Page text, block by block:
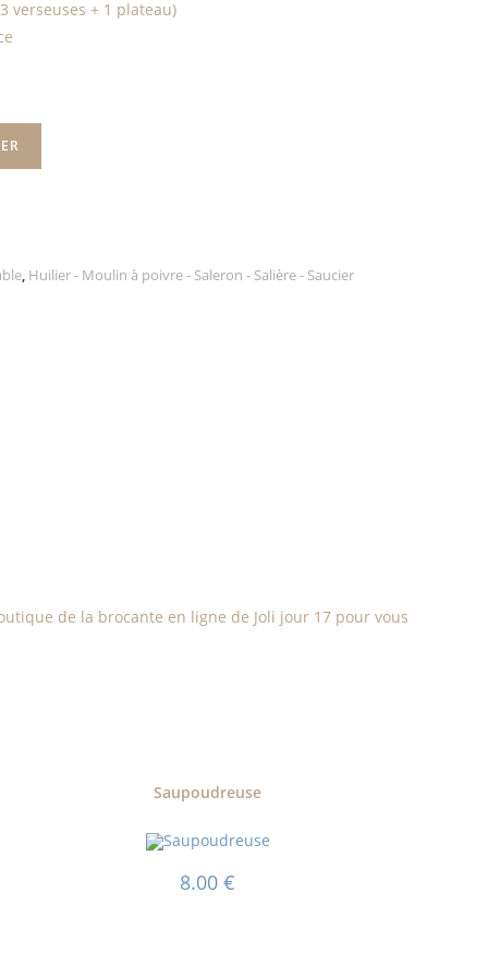
verseuses + 1 plateau)
, Huilier - Moulin à poivre - Saleron - Salière - Saucier
de la brocante en ligne de Joli jour 17 pour vous
Saupoudreuse
8.00€